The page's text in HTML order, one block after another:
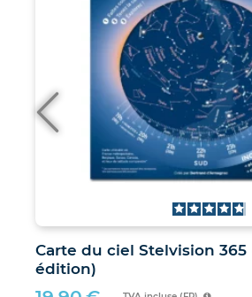
Les Soleils noirs de 2026 et
guide des éclipses des 12
août 2027